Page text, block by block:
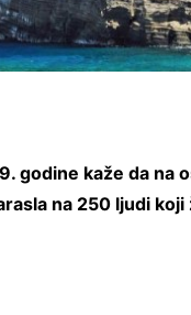
godine kaže da na
na 250 ljudi